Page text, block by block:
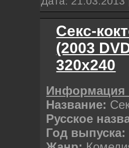
Секс-
(2003
320х240
Название:
Русское
Год выпуска: